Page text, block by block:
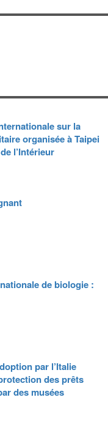
sur la
organisée à Taipei
l’Intérieur
de biologie :
par l’Italie
des prêts
des musées